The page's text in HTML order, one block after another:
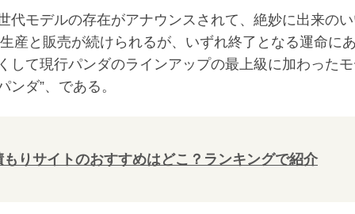
モデルの存在がアナウンスされて、絶妙に出来の
産と販売が続けられるが、いずれ終了となる運命に
して現行パンダのラインアップの最上級に加わった
ンダ”、である。
りサイトのおすすめはどこ？ランキングで紹介